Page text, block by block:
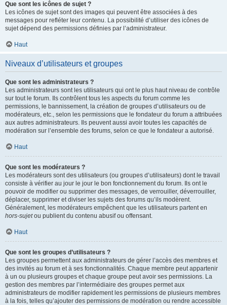
Que sont les icônes de sujet ?
Les icônes de sujet sont des images qui peuvent être associées à des
messages pour refléter leur contenu. La possibilité d’utiliser des icônes de
sujet dépend des permissions définies par l’administrateur.
Haut
Niveaux d’utilisateurs et groupes
Que sont les administrateurs ?
Les administrateurs sont les utilisateurs qui ont le plus haut niveau de contrôle
sur tout le forum. Ils contrôlent tous les aspects du forum comme les
permissions, le bannissement, la création de groupes d’utilisateurs ou de
modérateurs, etc., selon les permissions que le fondateur du forum a attribuées
aux autres administrateurs. Ils peuvent aussi avoir toutes les capacités de
modération sur l’ensemble des forums, selon ce que le fondateur a autorisé.
Haut
Que sont les modérateurs ?
Les modérateurs sont des utilisateurs (ou groupes d’utilisateurs) dont le travail
consiste à vérifier au jour le jour le bon fonctionnement du forum. Ils ont le
pouvoir de modifier ou supprimer des messages, de verrouiller, déverrouiller,
déplacer, supprimer et diviser les sujets des forums qu’ils modèrent.
Généralement, les modérateurs empêchent que les utilisateurs partent en
hors-sujetou publient du contenu abusif ou offensant.
Haut
Que sont les groupes d’utilisateurs ?
Les groupes permettent aux administrateurs de gérer l’accès des membres et
des invités au forum et à ses fonctionnalités. Chaque membre peut appartenir
à un ou plusieurs groupes et chaque groupe peut avoir ses permissions. La
gestion des membres par l’intermédiaire des groupes permet aux
administrateurs de modifier rapidement les permissions de plusieurs membres
à la fois, telles qu’ajouter des permissions de modération ou rendre accessible